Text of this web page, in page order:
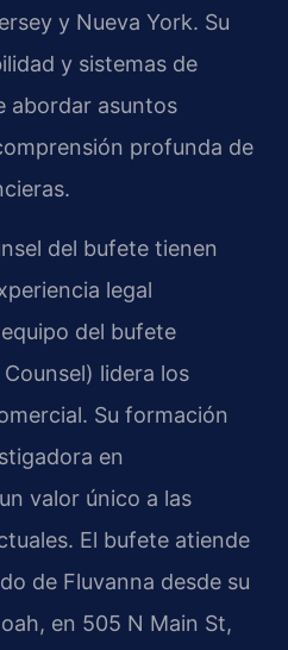
y Nueva York. Su
y sistemas de
abordar asuntos
profunda de
del bufete tienen
legal
del bufete
lidera los
Su formación
en
valor único a las
El bufete atiende
de Fluvanna desde su
en 505 N Main St,